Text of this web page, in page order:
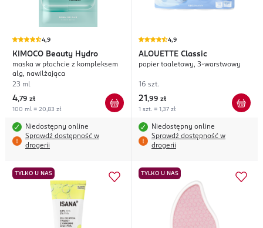
4,9
KIMOCO Beauty Hydro
maska w płachcie z kompleksem
alg, nawilżająca
23 ml
4,79 zł
100 ml = 20,83 zł
Niedostępny online
Sprawdź dostępność w
drogerii
4,9
ALOUETTE Classic
papier toaletowy, 3-warstwowy
16 szt.
21 ,99 zł
1 szt. = 1,37 zł
Niedostępny online
Sprawdź dostępność w
drogerii
TYLKO U NAS TYLKO U NAS